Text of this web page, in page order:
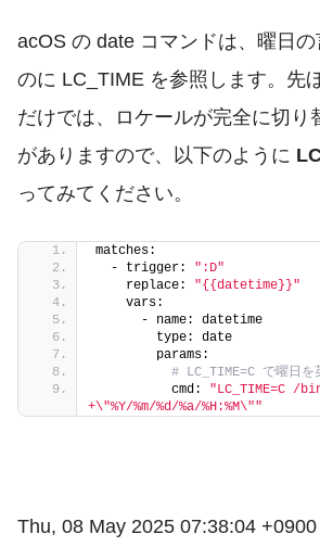
acOS の date コマンドは、曜日
のに LC_TIME を参照します。先
だけでは、ロケールが完全に切り
がありますので、以下のように
ってみてください。
matches:
  - trigger:
":D"
    replace:
"{{datetime}}"
    vars:
      - name: datetime
        type: date
        params:
# LC_TIME=C で曜日を
          cmd:
"LC_TIME=C /
+\"%Y/%m/%d/%a/%H:%M\""
Thu, 08 May 2025 07:38:04 +0900